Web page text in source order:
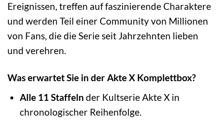
Ereignissen, treffen auf faszinierende Charaktere
und werden Teil einer Community von Millionen
von Fans, die die Serie seit Jahrzehnten lieben
und verehren.
Was erwartet Sie in der Akte X Komplettbox?
Alle 11 Staffeln der Kultserie Akte X in
chronologischer Reihenfolge.